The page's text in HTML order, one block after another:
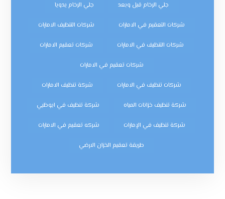
جلي الرخام قبل وبعد جلي الرخام يدويا
شركات التعقيم في الامارات شركات التنظيف الامارات
شركات التنظيف في الامارات شركات تعقيم الامارات
شركات تعقيم في الامارات
شركات تنظيف في الامارات شركة تنظيف الامارات
شركة تنظيف خزانات المياه شركة تنظيف في ابوظبي
شركة تنظيف في الإمارات شركه تعقيم في الامارات
طريقة تعقيم الخزان الارضي